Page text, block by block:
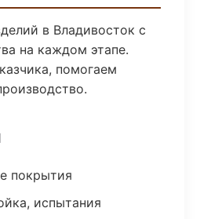
в Владивосток с
на каждом этапе.
помогаем
покрытия
испытания